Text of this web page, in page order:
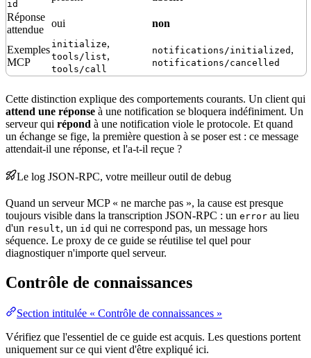
id
Réponse
attendue
oui non
Exemples
MCP
initialize,
tools/list,
tools/call
notifications/initialized ,
notifications/cancelled
Cette distinction explique des comportements courants. Un client qui
attend une réponse à une notification se bloquera indéfiniment. Un
serveur qui répond à une notification viole le protocole. Et quand
un échange se fige, la première question à se poser est : ce message
attendait-il une réponse, et l'a-t-il reçue ?
Le log JSON-RPC, votre meilleur outil de debug
Quand un serveur MCP « ne marche pas », la cause est presque
toujours visible dans la transcription JSON-RPC : un error au lieu
d'un result, un id qui ne correspond pas, un message hors
séquence. Le proxy de ce guide se réutilise tel quel pour
diagnostiquer n'importe quel serveur.
Contrôle de connaissances
Section intitulée « Contrôle de connaissances »
Vérifiez que l'essentiel de ce guide est acquis. Les questions portent
uniquement sur ce qui vient d'être expliqué ici.